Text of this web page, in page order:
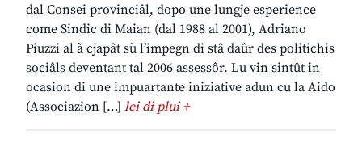
dal Consei provinciâl, dopo une lungje esperience
come Sindic di Maian (dal 1988 al 2001), Adriano
Piuzzi al à cjapât sù l’impegn di stâ daûr des politichis
sociâls deventant tal 2006 assessôr. Lu vin sintût in
ocasion di une impuartante iniziative adun cu la Aido
(Associazion […] lei di plui +